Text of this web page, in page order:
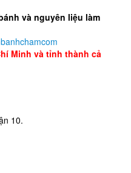
và nguyên liệu làm
Minh và tỉnh thành cả
10.